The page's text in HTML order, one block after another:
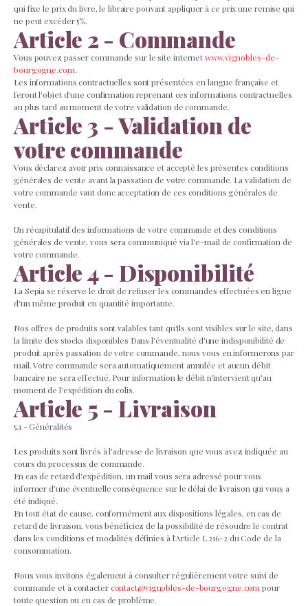
qui fixe le prix du livre, le libraire pouvant appliquer à ce prix une remise qui
ne peut excéder 5%.
Article 2 - Commande
Vous pouvez passer commande sur le site internetwww.vignobles-de-
bourgogne.com.
Les informations contractuelles sont présentées en langue française et
feront l'objet d'une confirmation reprenant ces informations contractuelles
au plus tard au moment de votre validation de commande.
Article 3 - Validation de
votre commande
Vous déclarez avoir pris connaissance et accepté les présentes conditions
générales de vente avant la passation de votre commande. La validation de
votre commande vaut donc acceptation de ces conditions générales de
vente.
Un récapitulatif des informations de votre commande et des conditions
générales de vente, vous sera communiqué via l'e-mail de confirmation de
votre commande.
Article 4 - Disponibilité
La Sepia se réserve le droit de refuser les commandes effectuées en ligne
d'un même produit en quantité importante.
Nos offres de produits sont valables tant qu'ils sont visibles sur le site, dans
la limite des stocks disponibles Dans l'éventualité d'une indisponibilité de
produit après passation de votre commande, nous vous en informerons par
mail. Votre commande sera automatiquement annulée et aucun débit
bancaire ne sera effectué. Pour information le débit n'intervient qu'au
moment de l'expédition du colis.
Article 5 - Livraison
5.1 - Généralités
Les produits sont livrés à l'adresse de livraison que vous avez indiquée au
cours du processus de commande.
En cas de retard d'expédition, un mail vous sera adressé pour vous
informer d'une éventuelle conséquence sur le délai de livraison qui vous a
été indiqué.
En tout état de cause, conformément aux dispositions légales, en cas de
retard de livraison, vous bénéficiez de la possibilité de résoudre le contrat
dans les conditions et modalités définies à l'Article L 216-2 du Code de la
consommation.
Nous vous invitons également à consulter régulièrement votre suivi de
commande et à contactercontact@vignobles-de-bourgogne.com pour
toute question ou en cas de problème.